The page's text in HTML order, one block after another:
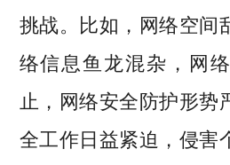
挑战。比如，网络空间
络信息鱼龙混杂，网
止，网络安全防护形势
全工作日益紧迫，侵害